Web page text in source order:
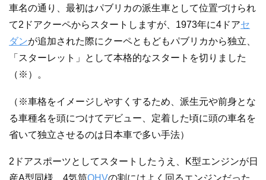
車名の通り、最初はパブリカの派生車として位置づけられ
て2ドアクーペからスタートしますが、1973年に4ドアセ
ダンが追加された際にクーペともどもパブリカから独立、
「スターレット」として本格的なスタートを切りました
（※）。
（※車格をイメージしやすくするため、派生元や前身とな
る車種名を頭につけてデビュー、定着した頃に頭の車名を
省いて独立させるのは日本車で多い手法）
2ドアスポーツとしてスタートしたうえ、K型エンジンが日